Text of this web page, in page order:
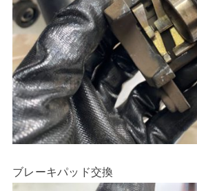
ブレーキパッド交換